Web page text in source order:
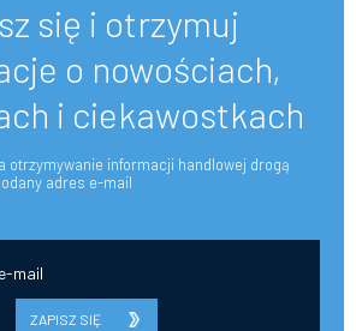
się i otrzymuj
o nowościach,
i ciekawostkach
otrzymywanie informacji handlowej drogą
adres e-mail
ZAPISZ SIĘ